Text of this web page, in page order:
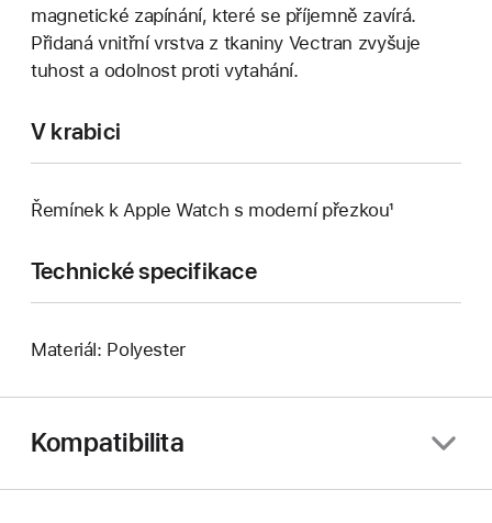
magnetické zapínání, které se příjemně zavírá.
Přidaná vnitřní vrstva z tkaniny Vectran zvyšuje
tuhost a odolnost proti vytahání.
V krabici
Řemínek k Apple Watch s moderní přezkou¹
Technické specifikace
Materiál: Polyester
Kompatibilita